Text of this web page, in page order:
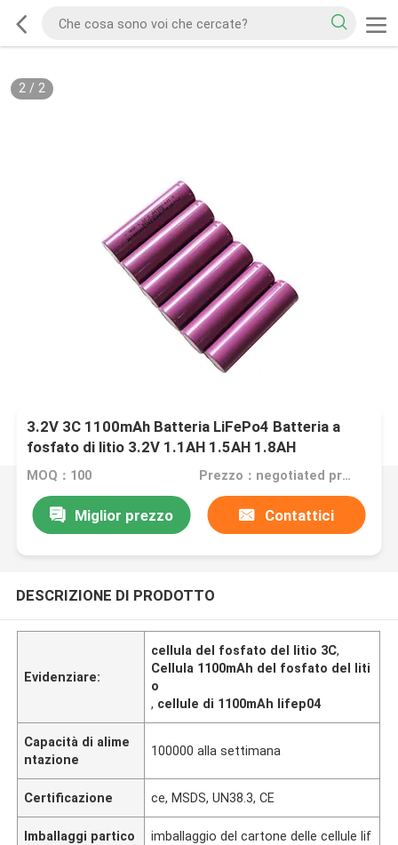
2/ 2
3.2V 3C 1100mAh Batteria LiFePo4 Batteria a
fosfato di litio 3.2V 1.1AH 1.5AH 1.8AH
MOQ：100 Prezzo：negotiated price
Miglior prezzo Contattici
DESCRIZIONE DI PRODOTTO
Evidenziare:
cellula del fosfato del litio 3C,
Cellula 1100mAh del fosfato del liti
o
, cellule di 1100mAh lifep04
Capacità di alime
ntazione
100000 alla settimana
Certificazione ce, MSDS, UN38.3, CE
Imballaggi partico
imballaggio del cartone delle cellule lif